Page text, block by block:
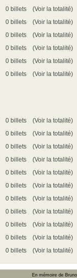
0 billets
(Voir la totalité)
0 billets
(Voir la totalité)
0 billets
(Voir la totalité)
0 billets
(Voir la totalité)
0 billets
(Voir la totalité)
0 billets (Voir la totalité)
0 billets
(Voir la totalité)
0 billets
(Voir la totalité)
0 billets
(Voir la totalité)
0 billets
(Voir la totalité)
0 billets
(Voir la totalité)
0 billets
(Voir la totalité)
0 billets
(Voir la totalité)
0 billets
(Voir la totalité)
0 billets
(Voir la totalité)
0 billets
(Voir la totalité)
0 billets (Voir la totalité)
En mémoire de